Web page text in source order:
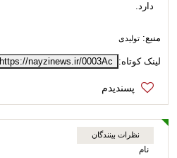
دارد.
منبع: تولیدی
لینک کوتاه: https://nayzinews.ir/0003Ac
نظرات بینندگان
نام